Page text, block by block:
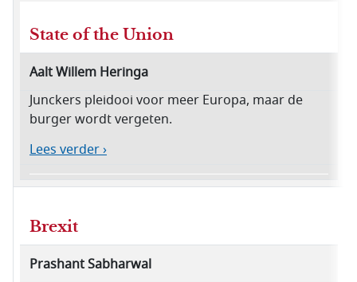
State of the Union
Aalt Willem Heringa
Junckers pleidooi voor meer Europa, maar de
burger wordt vergeten.
Lees verder ›
Brexit
Prashant Sabharwal